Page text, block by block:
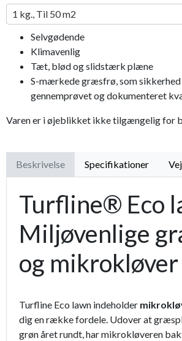
1 kg., Til 50 m2
Selvgødende
Klimavenlig
Tæt, blød og slidstærk plæne
S-mærkede græsfrø, som sikkerhed
gennemprøvet og dokumenteret
Varen er i øjeblikket ikke tilgængelig for
Beskrivelse Specifikationer
Turfline® Eco
Miljøvenlige
og mikrokløver
Turfline Eco lawn indeholder
dig en række fordele. Udover at
grøn året rundt, har mikrokløveren